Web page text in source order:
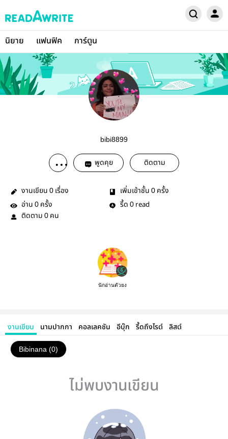
นิยาย แฟนฟิค การ์ตูน
bibi8899
พูดคุย ติดตาม
งานเขียน 0 เรื่อง เพิ่มเข้าชั้น 0 ครั้ง
อ่าน 0 ครั้ง รี้ด 0 read
ติดตาม 0 คน
นักอ่านตัวยง
งานเขียน นามปากกา คอลเลคชัน อีบุ๊ก รี้ดถึงไรต์ ลิสต์
Bibinana (0)
ไม่พบงานเขียน